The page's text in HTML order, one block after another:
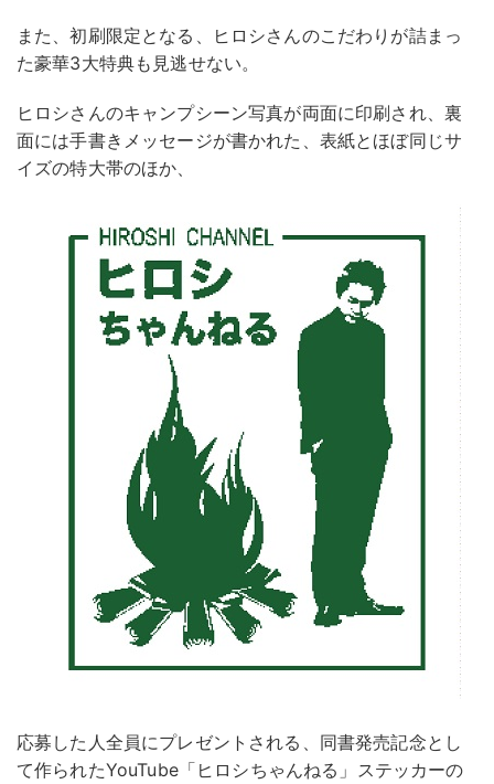
また、初刷限定となる、ヒロシさんのこだわりが詰まっ
た豪華3大特典も見逃せない。
ヒロシさんのキャンプシーン写真が両面に印刷され、裏
面には手書きメッセージが書かれた、表紙とほぼ同じサ
イズの特大帯のほか、
応募した人全員にプレゼントされる、同書発売記念とし
て作られたYouTube「ヒロシちゃんねる」ステッカーの